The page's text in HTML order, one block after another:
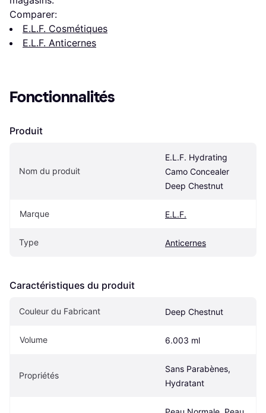
Comparer:
E.L.F. Cosmétiques
E.L.F. Anticernes
Fonctionnalités
Produit
Nom du produit
E.L.F. Hydrating
Camo Concealer
Deep Chestnut
Marque E.L.F.
Type Anticernes
Caractéristiques du produit
Couleur du Fabricant Deep Chestnut
Volume 6.003 ml
Propriétés
Sans Parabènes,
Hydratant